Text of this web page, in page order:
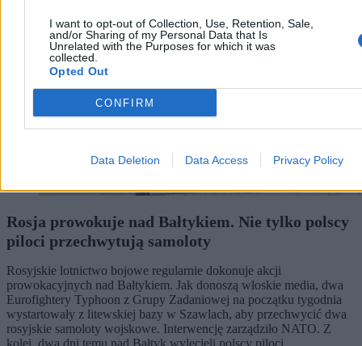
I want to opt-out of Collection, Use, Retention, Sale,
and/or Sharing of my Personal Data that Is
Unrelated with the Purposes for which it was
collected.
Opted Out
CONFIRM
Data Deletion Data Access Privacy Policy
Rosja prowokuje nad Bałtykiem. Nie tylko polscy
piloci przechwytują samoloty
Rosyjskie lotnictwo bojowe regularnie dokonuje akcji
prowokacyjnych nad Bałtykiem. Jak donoszą włoskie media, dwa
Eurofightery Typhoon z Grupy Zadaniowej na początku tygodnia
wystartowały z litewskiej bazy w Szawlach, aby przechwycić dwa
rosyjskie samoloty wojskowe. Interwencję zarządziło NATO. Z
kolei, dwa dni temu nad Bałtyk wylecieli polscy piloci.